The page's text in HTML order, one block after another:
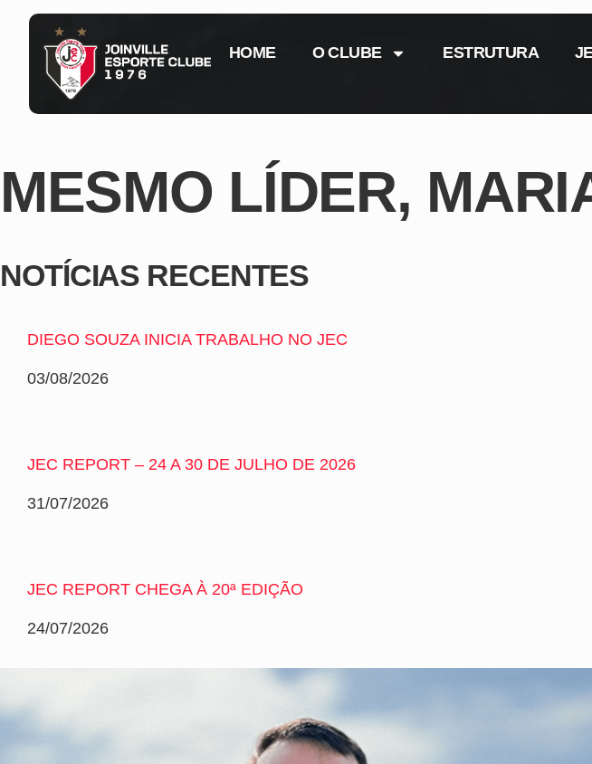
HOME O CLUBE ESTRUTURA
MESMO LÍDER,
NOTÍCIAS RECENTES
DIEGO SOUZA INICIA TRABALHO NO JEC
03/08/2026
JEC REPORT – 24 A 30 DE JULHO DE 2026
31/07/2026
JEC REPORT CHEGA À 20ª EDIÇÃO
24/07/2026